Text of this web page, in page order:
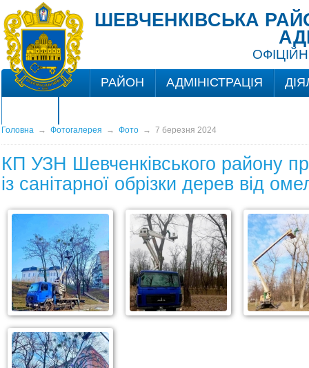
ШЕВЧЕНКІВСЬКА
РАЙОН АДМІНІСТРАЦІЯ
Головна→ Фотогалерея → Фото→ 7 березня 2024
КП УЗН Шевченківського району
із санітарної обрізки дерев від